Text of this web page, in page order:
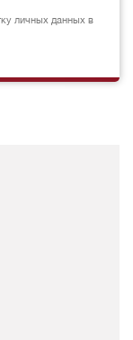
личных данных в